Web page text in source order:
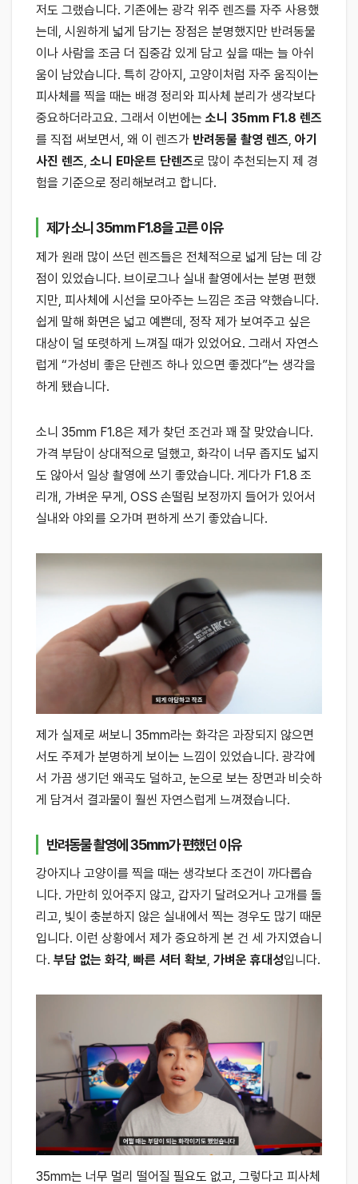
저도 그랬습니다. 기존에는 광각 위주 렌즈를 자주 사용했
는데, 시원하게 넓게 담기는 장점은 분명했지만 반려동물
이나 사람을 조금 더 집중감 있게 담고 싶을 때는 늘 아쉬
움이 남았습니다. 특히 강아지, 고양이처럼 자주 움직이는
피사체를 찍을 때는 배경 정리와 피사체 분리가 생각보다
중요하더라고요. 그래서 이번에는 소니 35mm F1.8 렌즈
를 직접 써보면서, 왜 이 렌즈가 반려동물 촬영 렌즈, 아기
사진 렌즈, 소니 E마운트 단렌즈로 많이 추천되는지 제 경
험을 기준으로 정리해보려고 합니다.
제가 소니 35mm F1.8을 고른 이유
제가 원래 많이 쓰던 렌즈들은 전체적으로 넓게 담는 데 강
점이 있었습니다. 브이로그나 실내 촬영에서는 분명 편했
지만, 피사체에 시선을 모아주는 느낌은 조금 약했습니다.
쉽게 말해 화면은 넓고 예쁜데, 정작 제가 보여주고 싶은
대상이 덜 또렷하게 느껴질 때가 있었어요. 그래서 자연스
럽게 “가성비 좋은 단렌즈 하나 있으면 좋겠다”는 생각을
하게 됐습니다.
소니 35mm F1.8은 제가 찾던 조건과 꽤 잘 맞았습니다.
가격 부담이 상대적으로 덜했고, 화각이 너무 좁지도 넓지
도 않아서 일상 촬영에 쓰기 좋았습니다. 게다가 F1.8 조
리개, 가벼운 무게, OSS 손떨림 보정까지 들어가 있어서
실내와 야외를 오가며 편하게 쓰기 좋았습니다.
제가 실제로 써보니 35mm라는 화각은 과장되지 않으면
서도 주제가 분명하게 보이는 느낌이 있었습니다. 광각에
서 가끔 생기던 왜곡도 덜하고, 눈으로 보는 장면과 비슷하
게 담겨서 결과물이 훨씬 자연스럽게 느껴졌습니다.
반려동물 촬영에 35mm가 편했던 이유
강아지나 고양이를 찍을 때는 생각보다 조건이 까다롭습
니다. 가만히 있어주지 않고, 갑자기 달려오거나 고개를 돌
리고, 빛이 충분하지 않은 실내에서 찍는 경우도 많기 때문
입니다. 이런 상황에서 제가 중요하게 본 건 세 가지였습니
다. 부담 없는 화각, 빠른 셔터 확보, 가벼운 휴대성입니다.
35mm는 너무 멀리 떨어질 필요도 없고, 그렇다고 피사체